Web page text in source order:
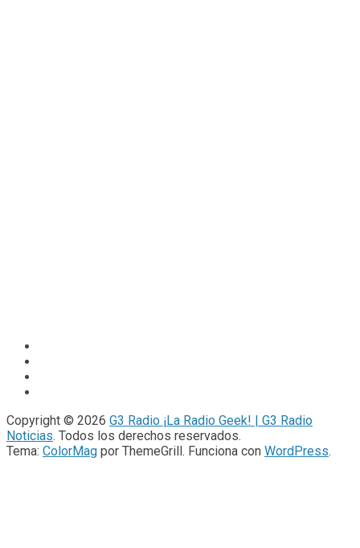
Copyright © 2026 G3 Radio ¡La Radio Geek! | G3 Radio
Noticias. Todos los derechos reservados.
Tema: ColorMag por ThemeGrill. Funciona con WordPress.